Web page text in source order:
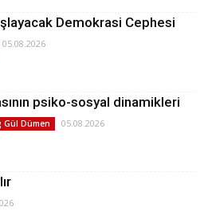
Demokrasi Cephesi
05.08.2026
psiko-sosyal dinamikleri
Gül Dümen 05.08.2026